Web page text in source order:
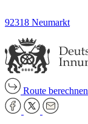
92318 Neumarkt
Route berechnen